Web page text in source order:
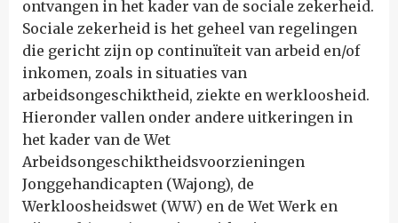
ontvangen in het kader van de sociale zekerheid.
Sociale zekerheid is het geheel van regelingen
die gericht zijn op continuïteit van arbeid en/of
inkomen, zoals in situaties van
arbeidsongeschiktheid, ziekte en werkloosheid.
Hieronder vallen onder andere uitkeringen in
het kader van de Wet
Arbeidsongeschiktheidsvoorzieningen
Jonggehandicapten (Wajong), de
Werkloosheidswet (WW) en de Wet Werk en